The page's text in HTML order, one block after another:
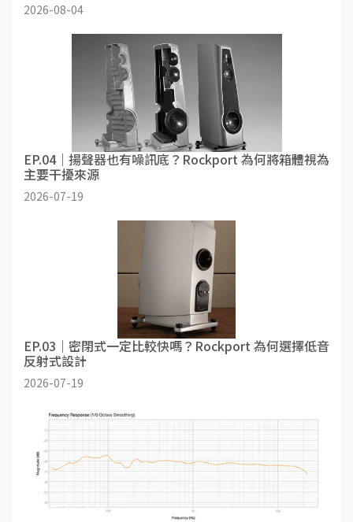
2026-08-04
EP.04｜揚聲器也有噪訊底？Rockport 為何將箱體視為
主要干擾來源
2026-07-19
EP.03｜密閉式一定比較快嗎？Rockport 為何選擇低音
反射式設計
2026-07-19